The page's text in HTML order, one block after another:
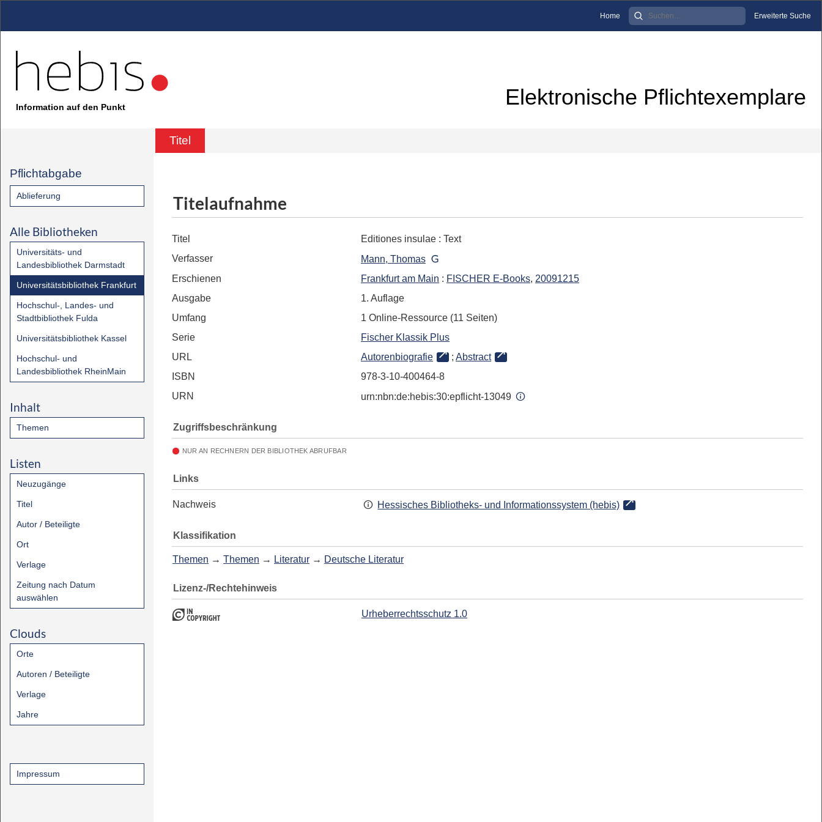
Home Erweiterte Suche
Information auf den Punkt Elektronische Pflichtexemplare
Titel
Pflichtabgabe
Ablieferung
Alle Bibliotheken
Universitäts- und
Landesbibliothek Darmstadt
Universitätsbibliothek Frankfurt
Hochschul-, Landes- und
Stadtbibliothek Fulda
Universitätsbibliothek Kassel
Hochschul- und
Landesbibliothek RheinMain
Inhalt
Themen
Listen
Neuzugänge
Titel
Autor / Beteiligte
Ort
Verlage
Zeitung nach Datum
auswählen
Clouds
Orte
Autoren / Beteiligte
Verlage
Jahre
Impressum
Titelaufnahme
Titel Editiones insulae : Text
Verfasser
Mann, Thomas
Erschienen
Frankfurt am Main : FISCHER E-Books, 20091215
Ausgabe
1. Auflage
Umfang
1 Online-Ressource (11 Seiten)
Serie
Fischer Klassik Plus
URL
Autorenbiografie ; Abstract
ISBN
978-3-10-400464-8
URN
urn:nbn:de:hebis:30:epflicht-13049
Zugriffsbeschränkung
NUR AN RECHNERN DER BIBLIOTHEK ABRUFBAR
Links
Nachweis Hessisches Bibliotheks- und Informationssystem (hebis)
Klassifikation
Themen → Themen → Literatur → Deutsche Literatur
Lizenz-/Rechtehinweis
Urheberrechtsschutz 1.0